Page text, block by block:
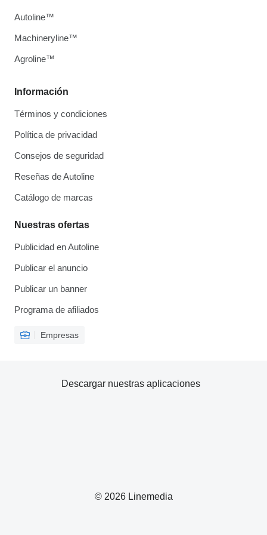
Información
Términos y condiciones
Política de privacidad
Consejos de seguridad
Reseñas de Autoline
Catálogo de marcas
Nuestras ofertas
Publicidad en Autoline
Publicar el anuncio
Publicar un banner
Programa de afiliados
Empresas
Autoline™
Machineryline™
Agroline™
© 2026 Linemedia
Descargar nuestras aplicaciones